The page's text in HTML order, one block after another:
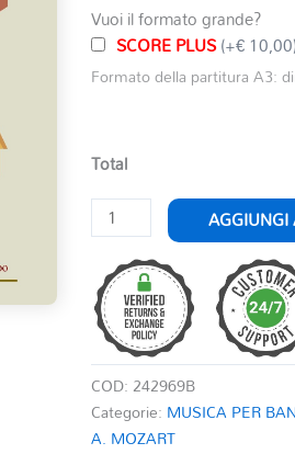
Vuoi il formato grande?
SCORE PLUS(+€
Formato della partitura A3:
Total
MARCIA
TURCA
quantità
COD: 242969B
Categorie: MUSICA PER
A. MOZART